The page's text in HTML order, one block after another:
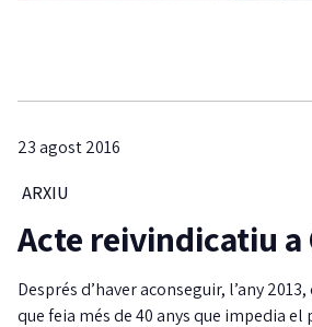
23 agost 2016
ARXIU
Acte reivindicatiu a
Després d’haver aconseguir, l’any
que feia més de 40 anys que impedia el